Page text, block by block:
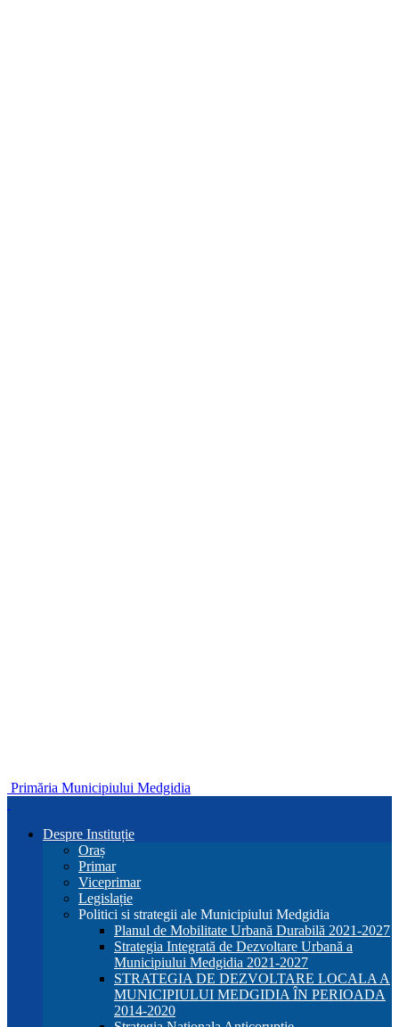
Primăria Municipiului Medgidia
Despre Instituție
Oraș
Primar
Viceprimar
Legislație
Politici si strategii ale Municipiului Medgidia
Planul de Mobilitate Urbană Durabilă 2021-2027
Strategia Integrată de Dezvoltare Urbană a
Municipiului Medgidia 2021-2027
STRATEGIA DE DEZVOLTARE LOCALA A
MUNICIPIULUI MEDGIDIA ÎN PERIOADA
2014-2020